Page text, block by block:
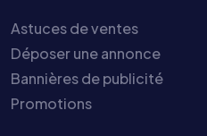
Astuces de ventes
Déposer une annonce
Bannières de publicité
Promotions